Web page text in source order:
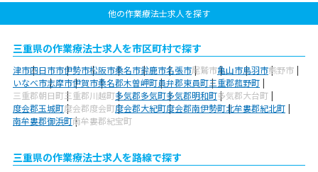
他の作業療法士求人を探す
三重県の作業療法士求人を市区町村で探す
津市四日市市伊勢市松阪市桑名市鈴鹿市名張市尾鷲市亀山市鳥羽市熊野市
いなべ市志摩市伊賀市桑名郡木曽岬町員弁郡東員町三重郡菰野町
三重郡朝日町三重郡川越町多気郡多気町多気郡明和町多気郡大台町
度会郡玉城町度会郡度会町度会郡大紀町度会郡南伊勢町北牟婁郡紀北町
南牟婁郡御浜町南牟婁郡紀宝町
三重県の作業療法士求人を路線で探す